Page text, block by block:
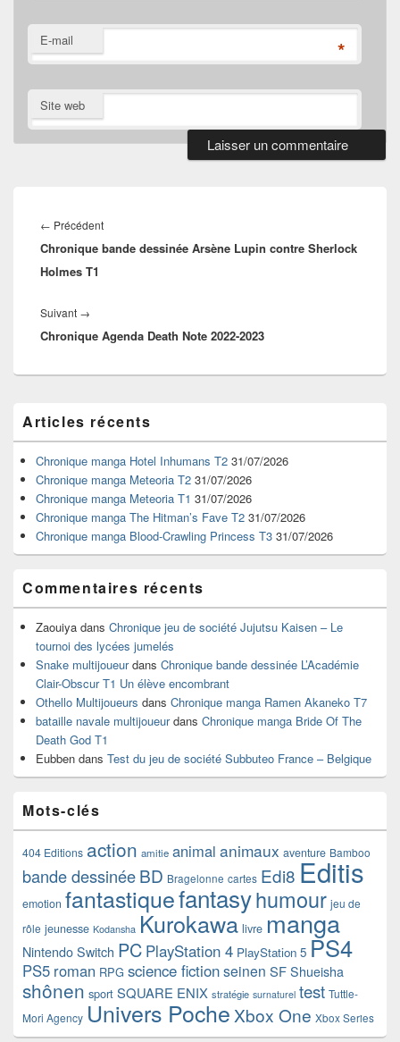
E-mail *
Site web
de
l’article
← PrécédentArticle
précédent :
Chronique bande dessinée Arsène Lupin contre Sherlock
Holmes T1
Suivant →
suivant :
Chronique Agenda Death Note 2022-2023
principale
de
widget
pour
barre
latérale
Articles récents
Chronique manga Hotel Inhumans T2 31/07/2026
Chronique manga Meteoria T2 31/07/2026
Chronique manga Meteoria T1 31/07/2026
Chronique manga The Hitman’s Fave T2 31/07/2026
Chronique manga Blood-Crawling Princess T3 31/07/2026
Commentaires récents
Zaouiya dans Chronique jeu de société Jujutsu Kaisen – Le
tournoi des lycées jumelés
Snake multijoueurdans Chronique bande dessinée L’Académie
Clair-Obscur T1 Un élève encombrant
Othello Multijoueurs dans Chronique manga Ramen Akaneko T7
bataille navale multijoueurdans Chronique manga Bride Of The
Death God T1
Eubben dans Test du jeu de société Subbuteo France – Belgique
Mots-clés
404 Editions action amitie animal animaux aventure Bamboo
bande dessinéeBD Bragelonne cartes Edi8 Editis
emotion fantastiquefantasyhumour jeu de
rôle jeunesse Kodansha Kurokawa livre manga
Nintendo Switch PC PlayStation 4 PlayStation 5 PS4
PS5 roman RPG science fictionseinen SF Shueisha
shônen sport SQUARE ENIX stratégie surnaturel test Tuttle-
Mori Agency Univers Poche Xbox One Xbox Series